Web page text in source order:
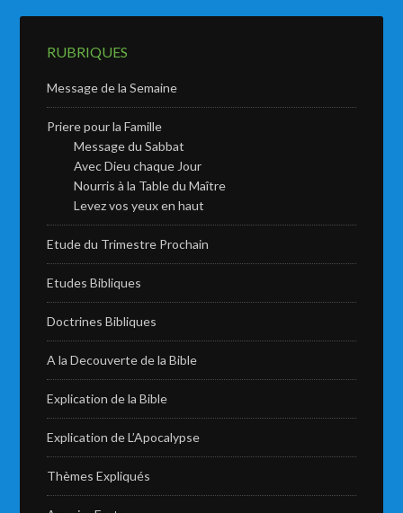
RUBRIQUES
Message de la Semaine
Priere pour la Famille
Message du Sabbat
Avec Dieu chaque Jour
Nourris à la Table du Maître
Levez vos yeux en haut
Etude du Trimestre Prochain
Etudes Bibliques
Doctrines Bibliques
A la Decouverte de la Bible
Explication de la Bible
Explication de L’Apocalypse
Thèmes Expliqués